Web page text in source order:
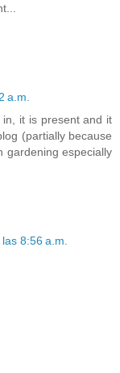
a.m.
it is present and it
(partially because
gardening especially
8:56 a.m.